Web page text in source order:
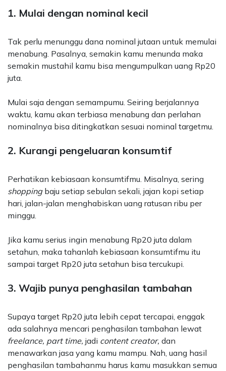
1. Mulai dengan nominal kecil
Tak perlu menunggu dana nominal jutaan untuk memulai
menabung. Pasalnya, semakin kamu menunda maka
semakin mustahil kamu bisa mengumpulkan uang Rp20
juta.
Mulai saja dengan semampumu. Seiring berjalannya
waktu, kamu akan terbiasa menabung dan perlahan
nominalnya bisa ditingkatkan sesuai nominal targetmu.
2. Kurangi pengeluaran konsumtif
Perhatikan kebiasaan konsumtifmu. Misalnya, sering
shoppingbaju setiap sebulan sekali, jajan kopi setiap
hari, jalan-jalan menghabiskan uang ratusan ribu per
minggu.
Jika kamu serius ingin menabung Rp20 juta dalam
setahun, maka tahanlah kebiasaan konsumtifmu itu
sampai target Rp20 juta setahun bisa tercukupi.
3. Wajib punya penghasilan tambahan
Supaya target Rp20 juta lebih cepat tercapai, enggak
ada salahnya mencari penghasilan tambahan lewat
freelance, part time, jadi content creator, dan
menawarkan jasa yang kamu mampu. Nah, uang hasil
penghasilan tambahanmu harus kamu masukkan semua